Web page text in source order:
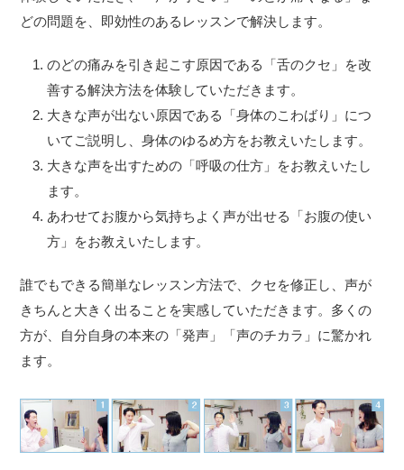
どの問題を、即効性のあるレッスンで解決します。
のどの痛みを引き起こす原因である「舌のクセ」を改
善する解決方法を体験していただきます。
大きな声が出ない原因である「身体のこわばり」につ
いてご説明し、身体のゆるめ方をお教えいたします。
大きな声を出すための「呼吸の仕方」をお教えいたし
ます。
あわせてお腹から気持ちよく声が出せる「お腹の使い
方」をお教えいたします。
誰でもできる簡単なレッスン方法で、クセを修正し、声が
きちんと大きく出ることを実感していただきます。多くの
方が、自分自身の本来の「発声」「声のチカラ」に驚かれ
ます。